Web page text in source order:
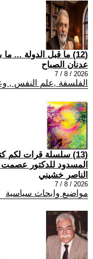
(12) ما قبل الدولة ... ما بعد الدولة
عدنان الصباح
2026 / 8 / 7
الفلسفة ,علم النفس ,
(13) سلسلة قرات لكم
المسدود للدكتور
الناصر خشيني
2026 / 8 / 7
مواضيع وابحاث سياسية